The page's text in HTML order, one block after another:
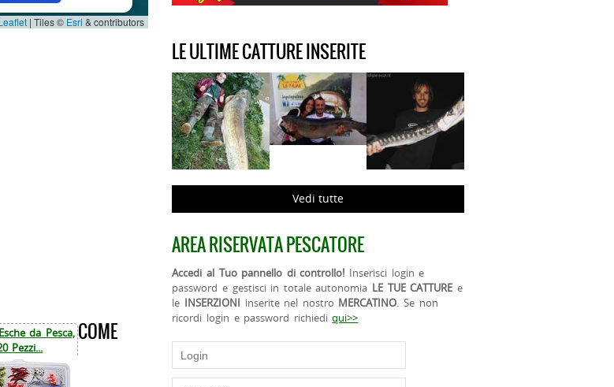
| Tiles © Esri & contributors
da Pesca,
Pezzi...
COME
LE ULTIME CATTURE INSERITE
Vedi tutte
AREA RISERVATA PESCATORE
Accedi al Tuo pannello di controllo! Inserisci login e
password e gestisci in totale autonomia LE TUE CATTURE e
le INSERZIONI inserite nel nostro MERCATINO. Se non
ricordi login e password richiediqui>>